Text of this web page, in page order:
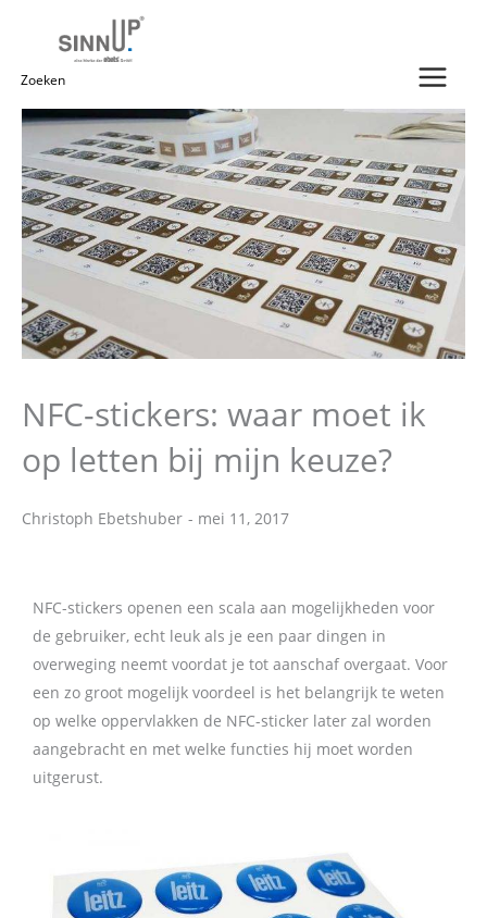
Zoeken
naar:
NFC-stickers: waar moet ik
op letten bij mijn keuze?
Christoph Ebetshuber - mei 11, 2017
NFC-stickers openen een scala aan mogelijkheden voor
de gebruiker, echt leuk als je een paar dingen in
overweging neemt voordat je tot aanschaf overgaat. Voor
een zo groot mogelijk voordeel is het belangrijk te weten
op welke oppervlakken de NFC-sticker later zal worden
aangebracht en met welke functies hij moet worden
uitgerust.